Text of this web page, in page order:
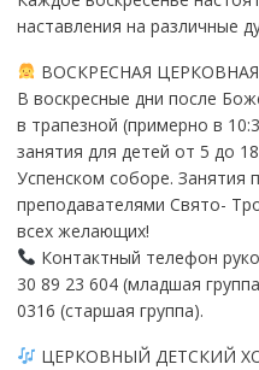
наставления на различные
ВОСКРЕСНАЯ
В воскресные дни после
в трапезной (примерно в
занятия для детей от 5 до
Успенском соборе. Занятия
преподавателями Свято-
всех желающих!
Контактный телефон
30 89 23 604 (младшая
0316 (старшая группа).
ЦЕРКОВНЫЙ ДЕТСКИЙ